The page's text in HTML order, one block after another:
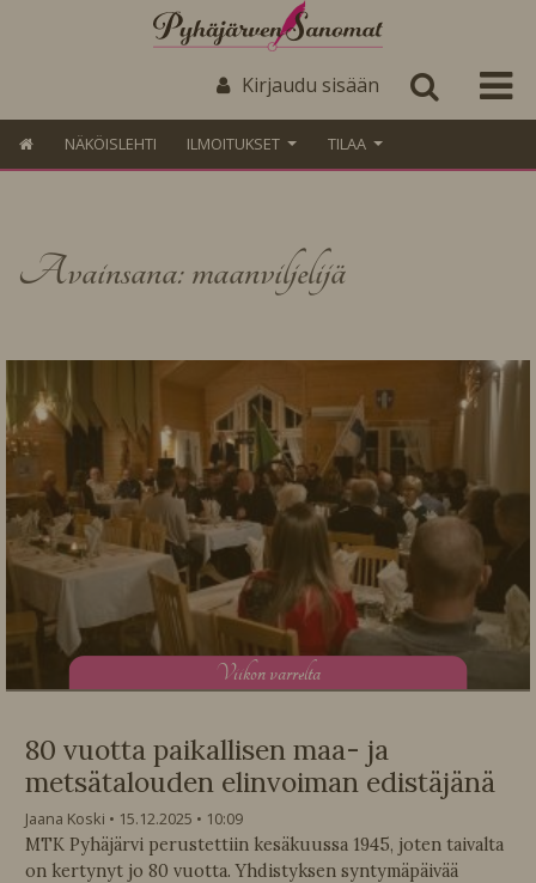
Kirjaudu sisään
NÄKÖISLEHTI ILMOITUKSET TILAA
Avainsana: maanviljelijä
Viikon varrelta
80 vuotta paikallisen maa- ja
metsätalouden elinvoiman edistäjänä
Jaana Koski 15.12.2025
10:09
MTK Pyhäjärvi perustettiin kesäkuussa 1945, joten taivalta
on kertynyt jo 80 vuotta. Yhdistyksen syntymäpäivää